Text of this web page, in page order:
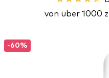
von über 1000
-60%